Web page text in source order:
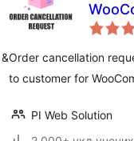
Order cancellation
to customer for
PI Web Solution